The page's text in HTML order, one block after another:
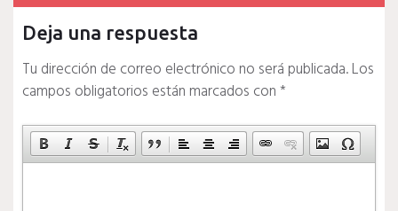
Deja una respuesta
Tu dirección de correo electrónico no será publicada.Los
campos obligatorios están marcados con*